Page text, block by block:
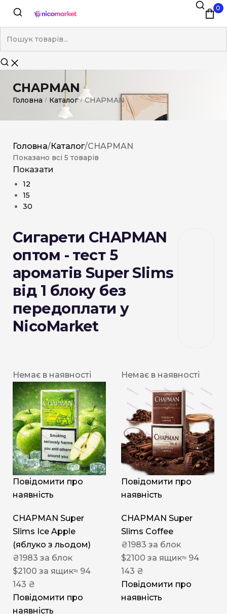
0
CHAPMAN
Головна / Каталог / CHAPMAN
Головна/Каталог/CHAPMAN
Показано всі 5 товарів
Показати
12
15
30
Сигарети CHAPMAN
оптом - тест 5
ароматів Super Slims
від 1 блоку без
передоплати у
NicoMarket
Немає в наявності
Повідомити про
наявність
CHAPMAN Super
Slims Ice Apple
(яблуко з льодом)
₴1983 за блок
$2100 за ящик≈ 94
143 ₴
Повідомити про
наявність
Немає в наявності
Повідомити про
наявність
CHAPMAN Super
Slims Coffee
₴1983 за блок
$2100 за ящик≈ 94
143 ₴
Повідомити про
наявність